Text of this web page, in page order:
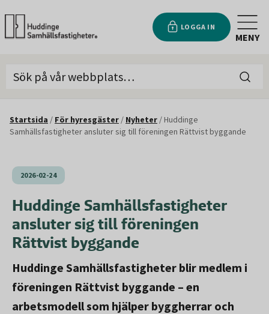
LOGGA IN
MENY
Startsida / För hyresgäster / Nyheter / Huddinge
Samhällsfastigheter ansluter sig till föreningen Rättvist byggande
2026-02-24
Huddinge Samhällsfastigheter
ansluter sig till föreningen
Rättvist byggande
Huddinge Samhällsfastigheter blir medlem i
föreningen Rättvist byggande – en
arbetsmodell som hjälper byggherrar och